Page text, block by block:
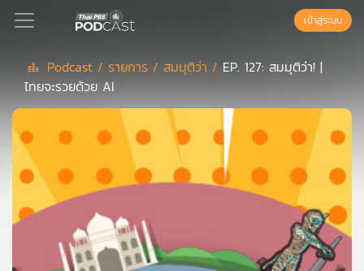
Podcast
เพล
ย์
ลิ
สต์
แนะนำ
เข้าสู่ระบบ
Podcast / รายการ /สมมุติว่า / EP. 127: สมมุติว่า! |
ไทยจะรวยด้วย AI